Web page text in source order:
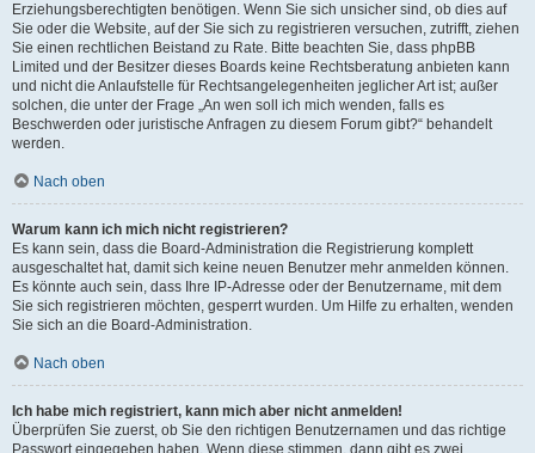
Erziehungsberechtigten benötigen. Wenn Sie sich unsicher sind, ob dies auf
Sie oder die Website, auf der Sie sich zu registrieren versuchen, zutrifft, ziehen
Sie einen rechtlichen Beistand zu Rate. Bitte beachten Sie, dass phpBB
Limited und der Besitzer dieses Boards keine Rechtsberatung anbieten kann
und nicht die Anlaufstelle für Rechtsangelegenheiten jeglicher Art ist; außer
solchen, die unter der Frage „An wen soll ich mich wenden, falls es
Beschwerden oder juristische Anfragen zu diesem Forum gibt?“ behandelt
werden.
Nach oben
Warum kann ich mich nicht registrieren?
Es kann sein, dass die Board-Administration die Registrierung komplett
ausgeschaltet hat, damit sich keine neuen Benutzer mehr anmelden können.
Es könnte auch sein, dass Ihre IP-Adresse oder der Benutzername, mit dem
Sie sich registrieren möchten, gesperrt wurden. Um Hilfe zu erhalten, wenden
Sie sich an die Board-Administration.
Nach oben
Ich habe mich registriert, kann mich aber nicht anmelden!
Überprüfen Sie zuerst, ob Sie den richtigen Benutzernamen und das richtige
Passwort eingegeben haben. Wenn diese stimmen, dann gibt es zwei